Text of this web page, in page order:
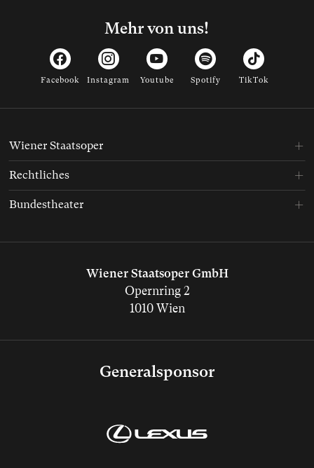
Mehr von uns!
Facebook Instagram Youtube Spotify TikTok
Generalsponsor
Wiener Staatsoper GmbH
Opernring 2
1010 Wien
Wiener Staatsoper
Rechtliches
Bundestheater